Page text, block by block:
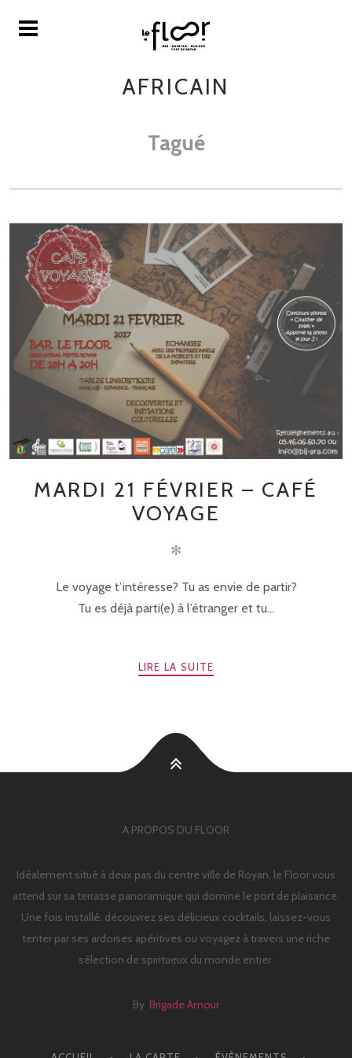
AFRICAIN
Tagué
MARDI 21 FÉVRIER – CAFÉ
VOYAGE
✻
Le voyage t’intéresse? Tu as envie de partir?
Tu es déjà parti(e) à l’étranger et tu...
LIRE LA SUITE
A PROPOS DU FLOOR
Idéalement situé à deux pas du centre ville de Royan, le Floor vous
attend sur sa terrasse panoramique qui domine le port de plaisance.
Une fois installé, découvrez ses délicieux cocktails, laissez-vous
tenter par ses ardoises apéritives ou voyagez à travers une riche
sélection de spiritueux du monde entier.
By Brigade Amour